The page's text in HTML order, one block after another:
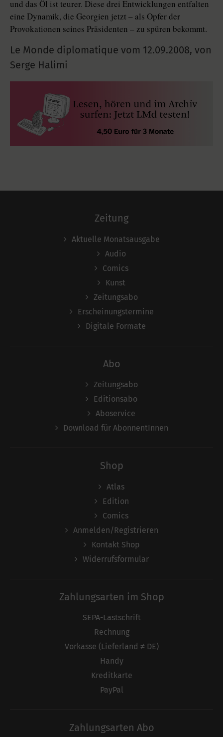
und das Öl ist teurer. Diese drei Entwicklungen entfalten
eine Dynamik, die Georgien jetzt – als Opfer der
Provokationen seines Präsidenten – zu spüren bekommt.
Le Monde diplomatique vom 12.09.2008, von
Serge Halimi
Zeitung
Aktuelle Monatsausgabe
Audio
Comics
Kunst
Zeitungsabo
Erscheinungstermine
Digitale Formate
Abo
Zeitungsabo
Editionsabo
Aboservice
Download für AbonnentInnen
Shop
Atlas
Edition
Comics
Anmelden/Registrieren
Kontakt Shop
Widerrufsformular
Zahlungsarten im Shop
SEPA-Lastschrift
Rechnung
Vorkasse (Lieferland ≠ DE)
Handy
Kreditkarte
PayPal
Zahlungsarten Abo